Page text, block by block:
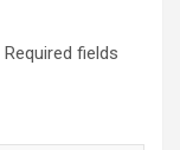
Required fields